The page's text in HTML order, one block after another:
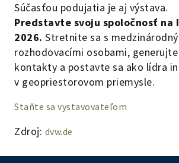
Súčasťou podujatia je aj výstava.
Predstavte svoju spoločnosť na
2026. Stretnite sa s
rozhodovacími osobami,
kontakty a postavte sa ako lídra
v geopriestorovom priemysle.
Staňte sa vystavovateľom
Zdroj: dvw.de